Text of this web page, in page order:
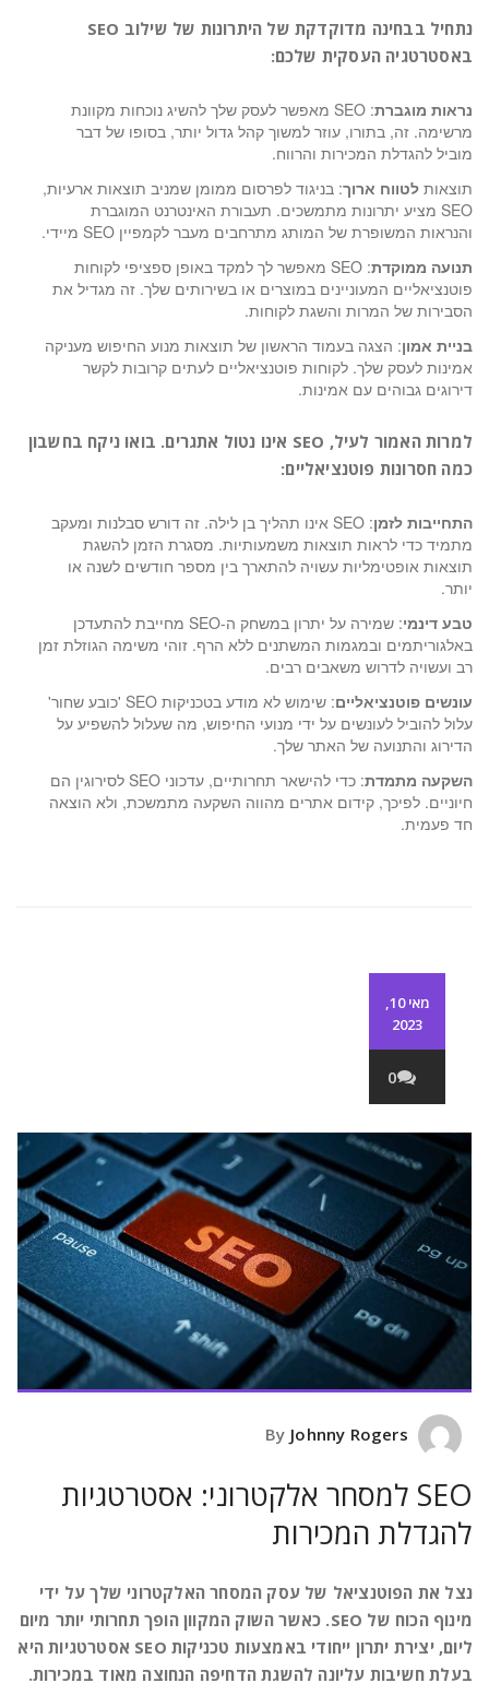
נתחיל בבחינה מדוקדקת של היתרונות של שילוב SEO
באסטרטגיה העסקית שלכם:
נראות מוגברת
: SEO מאפשר לעסק שלך להשיג נוכחות מקוונת
מרשימה. זה, בתורו, עוזר למשוך קהל גדול יותר, בסופו של דבר
מוביל להגדלת המכירות והרווח.
תוצאות לטווח ארוך: בניגוד לפרסום ממומן שמניב תוצאות ארעיות,
SEO מציע יתרונות מתמשכים. תעבורת האינטרנט המוגברת
והנראות המשופרת של המותג מתרחבים מעבר לקמפיין SEO מיידי.
תנועה ממוקדת
: SEO מאפשר לך למקד באופן ספציפי לקוחות
פוטנציאליים המעוניינים במוצרים או בשירותים שלך. זה מגדיל את
הסבירות של המרות והשגת לקוחות.
בניית אמון: הצגה בעמוד הראשון של תוצאות מנוע החיפוש מעניקה
אמינות לעסק שלך. לקוחות פוטנציאליים לעתים קרובות לקשר
דירוגים גבוהים עם אמינות.
למרות האמור לעיל, SEO אינו נטול אתגרים. בואו ניקח בחשבון
כמה חסרונות פוטנציאליים:
התחייבות לזמן
: SEO אינו תהליך בן לילה. זה דורש סבלנות ומעקב
מתמיד כדי לראות תוצאות משמעותיות. מסגרת הזמן להשגת
תוצאות אופטימליות עשויה להתארך בין מספר חודשים לשנה או
יותר.
טבע דינמי
: שמירה על יתרון במשחק ה-SEO מחייבת להתעדכן
באלגוריתמים ובמגמות המשתנים ללא הרף. זוהי משימה הגוזלת זמן
רב ועשויה לדרוש משאבים רבים.
עונשים פוטנציאליים
: שימוש לא מודע בטכניקות SEO 'כובע שחור'
עלול להוביל לעונשים על ידי מנועי החיפוש, מה שעלול להשפיע על
הדירוג והתנועה של האתר שלך.
השקעה מתמדת
: כדי להישאר תחרותיים, עדכוני SEO לסירוגין הם
חיוניים. לפיכך, קידום אתרים מהווה השקעה מתמשכת, ולא הוצאה
חד פעמית.
מאי 10,
2023
0
Johnny Rogers
SEO למסחר אלקטרוני: אסטרטגיות
להגדלת המכירות
נצל את הפוטנציאל של עסק המסחר האלקטרוני שלך על ידי
מינוף הכוח של SEO. כאשר השוק המקוון הופך תחרותי יותר מיום
ליום, יצירת יתרון ייחודי באמצעות טכניקות SEO אסטרטגיות היא
בעלת חשיבות עליונה להשגת הדחיפה הנחוצה מאוד במכירות.